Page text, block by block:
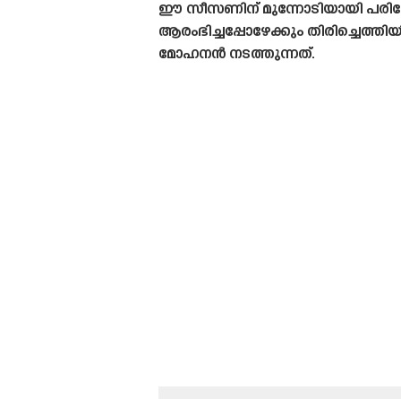
ഈ സീസണിന് മുന്നോടിയായി
ആരംഭിച്ചപ്പോഴേക്കും
മോഹനൻ നടത്തുന്നത്.